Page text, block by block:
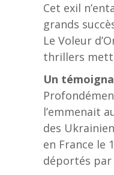
Cet exil
grands
Le Voleur
thrillers
Un
l’emmenait
des
en France le
déportés par